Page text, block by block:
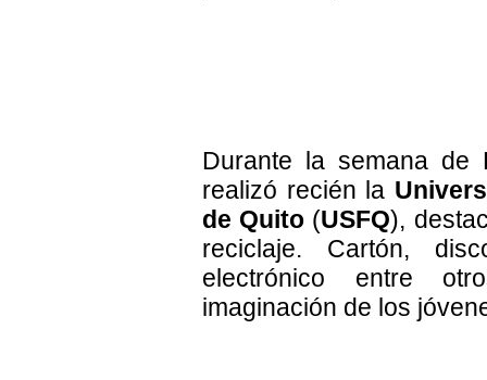
Durante la semana de
realizó recién la
de Quito (USFQ),
reciclaje. Cartón,
electrónico entre
imaginación de los